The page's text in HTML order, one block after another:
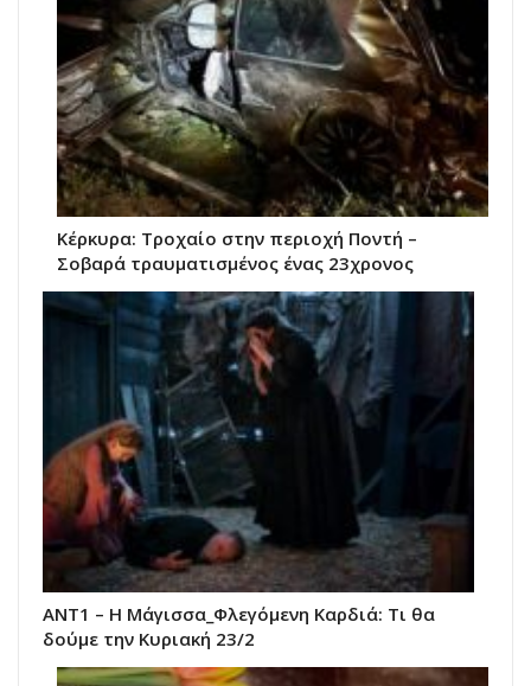
Κέρκυρα: Τροχαίο στην περιοχή Ποντή –
Σοβαρά τραυματισμένος ένας 23χρονος
ANT1 – Η Μάγισσα_Φλεγόμενη Καρδιά: Τι θα
δούμε την Κυριακή 23/2